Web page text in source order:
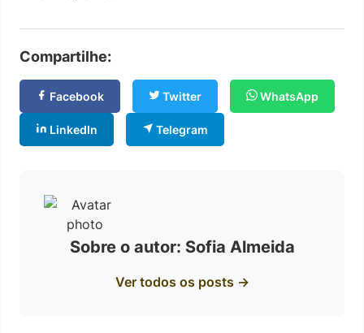
Compartilhe:
Facebook Twitter WhatsApp
LinkedIn Telegram
Sobre o autor: Sofia Almeida
Ver todos os posts →